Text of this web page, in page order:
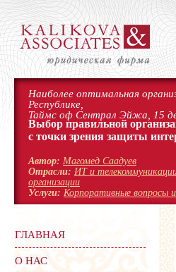
Наиболее оптимальная
Республике,
Таймс оф Сентрал Эйжа, 15
Выбор правильной
с точки зрения защиты
Автор: Магомед Саадуев
Отрасли: ИТ и
организации
Услуги: Корпоративные вопросы
ГЛАВНАЯ
О НАС